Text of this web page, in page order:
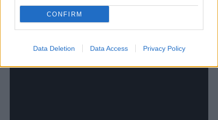
CONFIRM
Data Deletion Data Access Privacy Policy
διεκδικήσει.